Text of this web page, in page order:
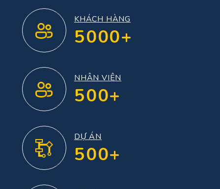
KHÁCH HÀNG
5000+
NHÂN VIÊN
500+
DỰ ÁN
500+